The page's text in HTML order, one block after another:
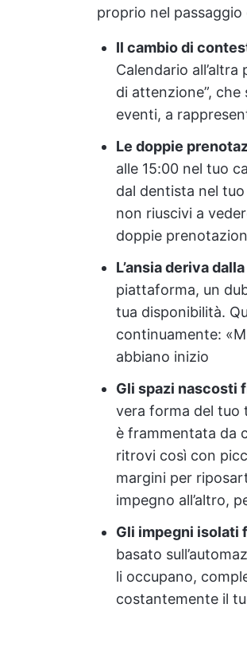
proprio nel passaggio
Il cambio di
Calendario
di attenzione”,
eventi, a
Le doppie
alle 15:00 nel tuo
dal dentista nel
non riuscivi a
doppie
L’ansia deriva
piattaforma, un
tua disponibilità.
continuamente:
abbiano inizio
Gli spazi nascosti
vera forma del tuo
è frammentata da
ritrovi così con
margini per
impegno all’altro,
Gli impegni isolati
basato
li occupano,
costantemente il